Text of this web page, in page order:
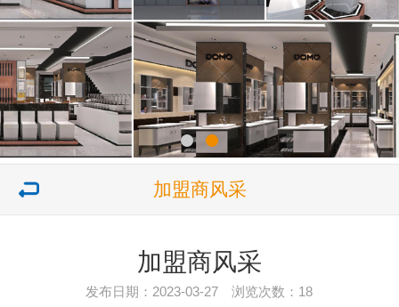
加盟商风采
加盟商风采
发布日期：2023-03-27 浏览次数： 18